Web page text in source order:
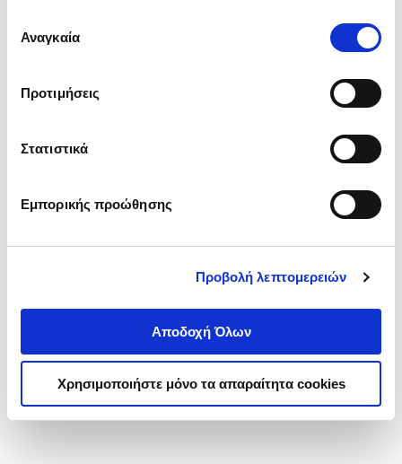
ενδιαφέρουν και να επιλέξετε από τα παρακάτω με την
΄΄και να ενημερωθείτε σχετικά με
συγκατάθεσης
Αναγκαία
Προτιμήσεις
Στατιστικά
Εμπορικής προώθησης
Προβολή λεπτομερειών
Αποδοχή Όλων
Χρησιμοποιήστε μόνο τα απαραίτητα cookies